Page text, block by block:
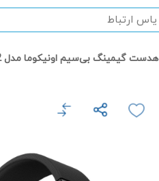
هدست گیمینگ بی‌سیم اونیکوما مدل B2